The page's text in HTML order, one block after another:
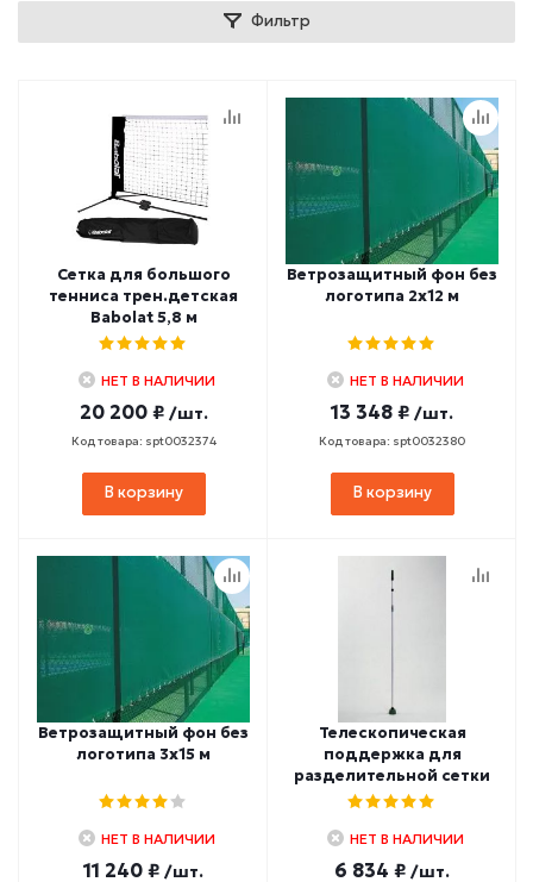
Фильтр
Сетка для большого
тенниса трен.детская
Babolat 5,8 м
НЕТ В НАЛИЧИИ
20 200 ₽ /шт.
Код товара: spt0032374
В корзину
Ветрозащитный фон без
логотипа 2х12 м
НЕТ В НАЛИЧИИ
13 348 ₽ /шт.
Код товара: spt0032380
В корзину
Ветрозащитный фон без
логотипа 3х15 м
НЕТ В НАЛИЧИИ
11 240 ₽ /шт.
Телескопическая
поддержка для
разделительной сетки
НЕТ В НАЛИЧИИ
6 834 ₽ /шт.